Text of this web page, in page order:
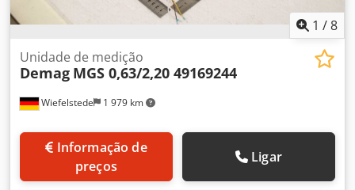
1 /8
Wiefelstede 1 979 km
Unidade de medição
Demag MGS 0,63/2,20 49169244
preços
Ligar